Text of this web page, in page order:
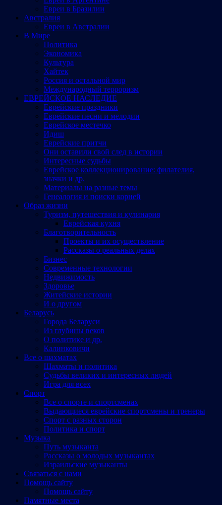
Евреи в Бразилии
Австралия
Евреи в Австралии
В Мире
Политика
Экономика
Культура
Хайтек
Россия и остальной мир
Международный терроризм
ЕВРЕЙСКОЕ НАСЛЕДИЕ
Еврейские праздники
Еврейские песни и мелодии
Еврейское местечко
Идиш
Еврейские притчи
Они оставили свой след в истории
Интересные судьбы
Еврейское коллекционирование: филателия,
значки и др.
Материалы на разные темы
Генеалогия и поиски корней
Образ жизни
Туризм, путешествия и кулинария
Еврейская кухня
Благотворительность
Проекты и их осуществление
Рассказы о реальных делах
Бизнес
Современные технологии
Недвижимость
Здоровье
Житейские истории
И о другом
Беларусь
Города Беларуси
Из глубины веков
О политике и др.
Калинковичи
Все о шахматах
Шахматы и политика
Судьбы великих и интересных людей
Игра для всех
Спорт
Все о спорте и спортсменах
Выдающиеся еврейские спортсмены и тренеры
Спорт с разных сторон
Политика и спорт
Музыка
Путь музыканта
Рассказы о молодых музыкантах
Израильские музыканты
Cвязаться с нами
Помощь сайту
Помощь сайту
Памятные места